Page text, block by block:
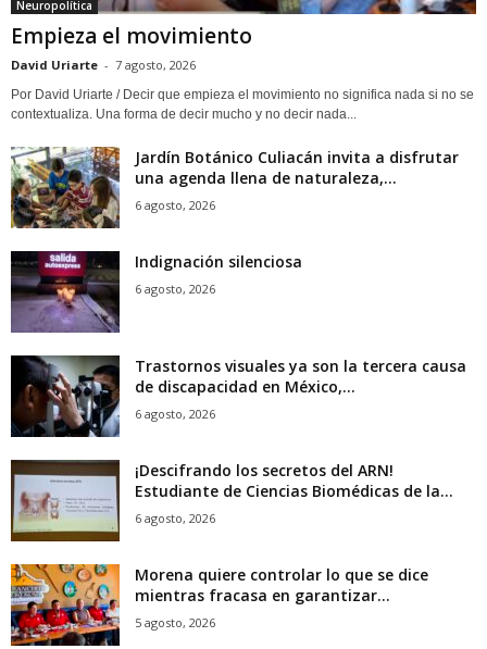
Neuropolítica
Empieza el movimiento
David Uriarte - 7 agosto, 2026
Por David Uriarte / Decir que empieza el movimiento no significa nada si no se
contextualiza. Una forma de decir mucho y no decir nada...
Jardín Botánico Culiacán invita a disfrutar
una agenda llena de naturaleza,...
6 agosto, 2026
Indignación silenciosa
6 agosto, 2026
Trastornos visuales ya son la tercera causa
de discapacidad en México,...
6 agosto, 2026
¡Descifrando los secretos del ARN!
Estudiante de Ciencias Biomédicas de la...
6 agosto, 2026
Morena quiere controlar lo que se dice
mientras fracasa en garantizar...
5 agosto, 2026